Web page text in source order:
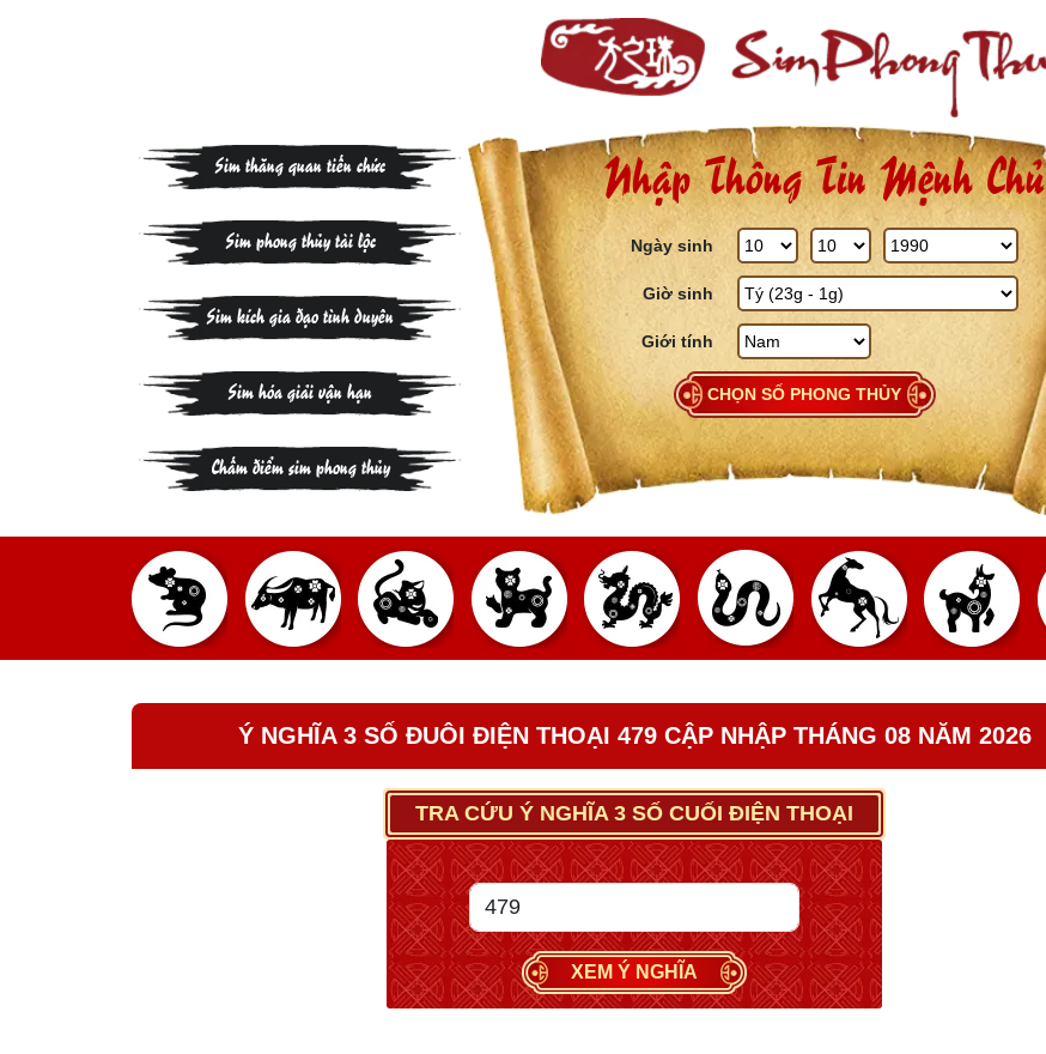
Sim thăng quan tiến chức
Sim phong thủy tài lộc
Sim kích gia đạo tình duyên
Sim hóa giải vận hạn
Chấm điểm sim phong thủy
Nhập Thông Tin Mệnh Chủ
Ngày sinh
Giờ sinh
Giới tính
CHỌN SỐ PHONG THỦY
Ý NGHĨA 3 SỐ ĐUÔI ĐIỆN THOẠI 479 CẬP NHẬP THÁNG 08 NĂM 2026
TRA CỨU Ý NGHĨA 3 SỐ CUỐI ĐIỆN THOẠI
XEM Ý NGHĨA